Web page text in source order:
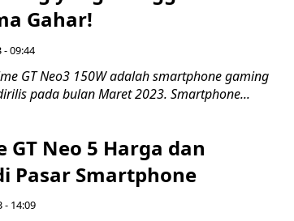
Gahar!
- 09:44
GT Neo3 150W adalah smartphone gaming
pada bulan Maret 2023. Smartphone...
GT Neo 5 Harga dan
Pasar Smartphone
- 14:09